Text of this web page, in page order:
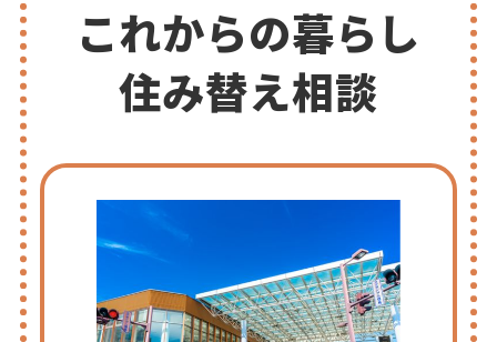
これからの暮らし
住み替え相談